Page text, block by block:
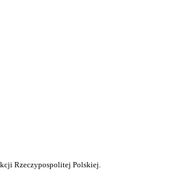
Rzeczypospolitej Polskiej.